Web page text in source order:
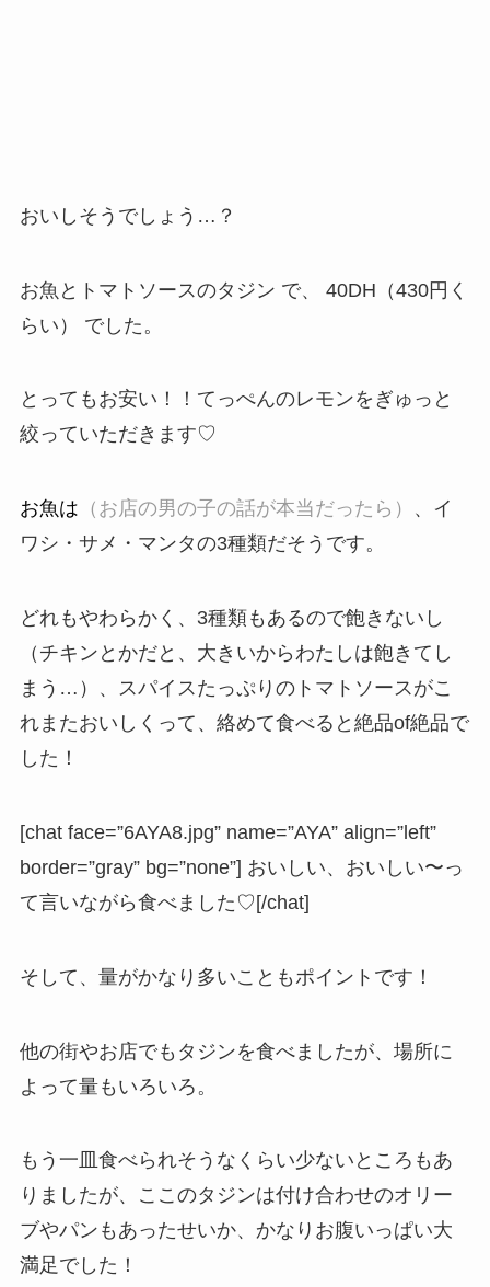
おいしそうでしょう…？
お魚とトマトソースのタジン で、 40DH（430円く
らい）
でした。
とってもお安い！！てっぺんのレモンをぎゅっと
絞っていただきます♡
お魚は （お店の男の子の話が本当だったら）
、イ
ワシ・サメ・マンタの3種類だそうです。
どれもやわらかく、3種類もあるので飽きないし
（チキンとかだと、大きいからわたしは飽きてし
まう…）、スパイスたっぷりのトマトソースがこ
れまたおいしくって、絡めて食べると絶品of絶品で
した！
[chat face=”6AYA8.jpg” name=”AYA” align=”left”
border=”gray” bg=”none”] おいしい、おいしい〜っ
て言いながら食べました♡[/chat]
そして、 量がかなり多いこともポイントです！
他の街やお店でもタジンを食べましたが、場所に
よって量もいろいろ。
もう一皿食べられそうなくらい少ないところもあ
りましたが、ここのタジンは付け合わせのオリー
ブやパンもあったせいか、かなりお腹いっぱい大
満足でした！